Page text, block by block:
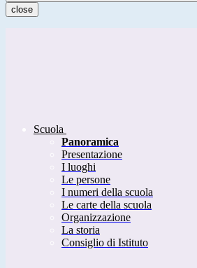
close
Scuola
Panoramica
Presentazione
I luoghi
Le persone
I numeri della scuola
Le carte della scuola
Organizzazione
La storia
Consiglio di Istituto